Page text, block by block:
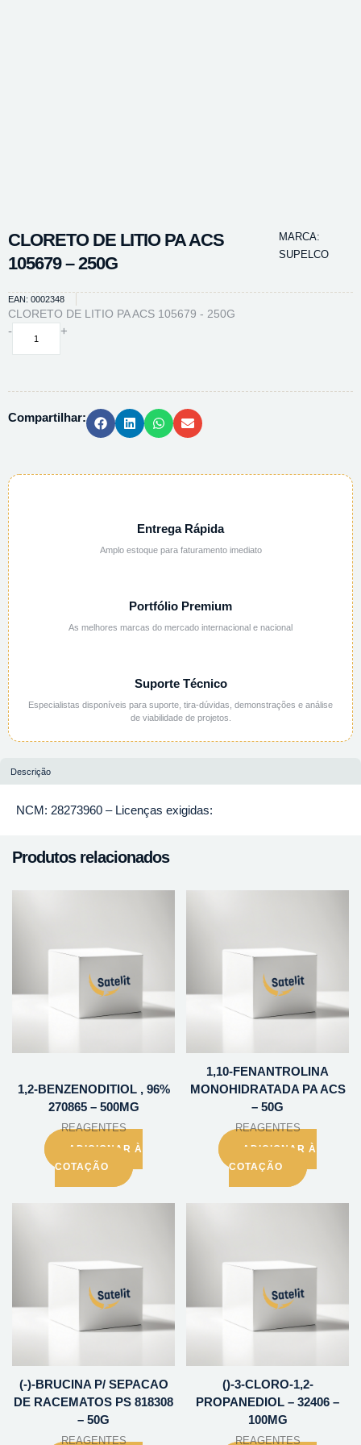
CLORETO DE LITIO PA ACS
105679 – 250G
MARCA:
SUPELCO
EAN: 0002348
CLORETO DE LITIO PA ACS 105679 - 250G
-
CLORETO
105679
quantidade
+
Compartilhar:
Entrega Rápida
Amplo estoque para faturamento imediato
Portfólio Premium
As melhores marcas do mercado internacional e nacional
Suporte Técnico
Especialistas disponíveis para suporte, tira-dúvidas, demonstrações e análise
de viabilidade de projetos.
Descrição
NCM: 28273960 – Licenças exigidas:
Produtos relacionados
1,2-BENZENODITIOL , 96%
270865 – 500MG
REAGENTES
ADICIONAR À
COTAÇÃO
1,10-FENANTROLINA
MONOHIDRATADA PA ACS
– 50G
REAGENTES
ADICIONAR À
COTAÇÃO
(-)-BRUCINA P/ SEPACAO
DE RACEMATOS PS 818308
– 50G
REAGENTES
()-3-CLORO-1,2-
PROPANEDIOL – 32406 –
100MG
REAGENTES